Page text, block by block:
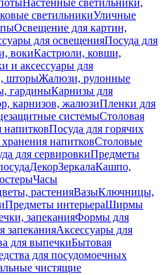
Настенные светильники,
светильникиУличные
Освещение для картин,
для освещенияПосуда для
вокиКастрюли, ковши,
и аксессуары для
шторыЖалюзи, рулонные
гардиныКарнизы для
карнизов, жалюзиПленки для
системыСтоловая
напитковПосуда для горячих
напитковСтоловые
для сервировкиПредметы
ДекорЗеркалаКашпо,
Часы
растенияВазыКлючницы,
Предметы интерьераШирмы
запеканияФормы для
запеканияАксессуары для
для выпечкиБытовая
для посудомоечных
чистящие